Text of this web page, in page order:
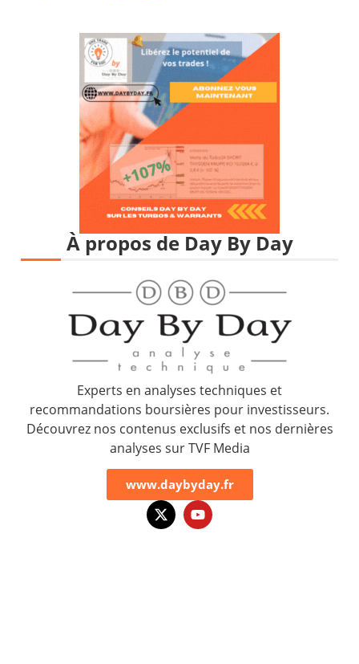
À propos de Day By Day
Experts en analyses techniques et
recommandations boursières pour investisseurs.
Découvrez nos contenus exclusifs et nos dernières
analyses sur TVF Media
www.daybyday.fr